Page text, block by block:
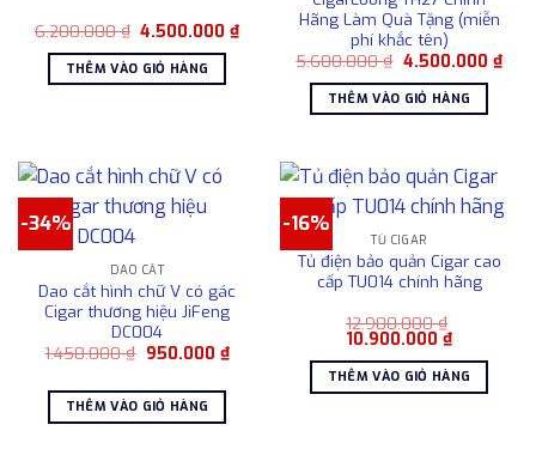
6.200.000₫ Giá
là:
6.200.000 ₫.
4.500.000₫Giá
hiện
4.500.000 ₫.
THÊM VÀO GIỎ HÀNG
Hãng Làm Quà Tặng (miễn
phí khắc tên)
5.600.000₫ Giá
là:
5.600.000 ₫.
4.500.000 ₫Giá
hiện
THÊM VÀO GIỎ HÀNG
-34%
DAO CẮT
Dao cắt hình chữ V có gác
Cigar thương hiệu JiFeng
DC004
1.450.000₫ Giá
1.450.000 ₫.
950.000 ₫Giá
THÊM VÀO GIỎ HÀNG
-16%
TỦ CIGAR
Tủ điện bảo quản Cigar cao
cấp TU014 chính hãng
12.900.000₫
Giá
là:
12.900.000 ₫.
10.900.000 ₫Giá
tại
là:
THÊM VÀO GIỎ HÀNG